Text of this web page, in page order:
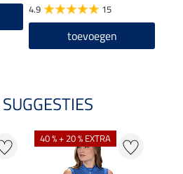
4.9 15
toevoegen
40 % + 20 % EXTRA